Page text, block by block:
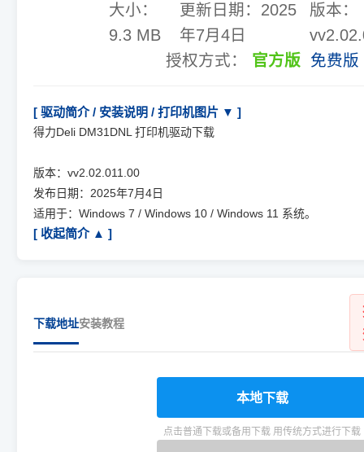
大小：
9.3 MB
更新日期： 2025
年7月4日
版本：
授权方式： 官方版 免费版
[ 驱动简介 / 安装说明 / 打印机图片 ▼ ]
得力Deli DM31DNL 打印机驱动下载
版本：vv2.02.011.00
发布日期：2025年7月4日
适用于：Windows 7 / Windows 10 / Windows 11 系统。
[ 收起简介 ▲ ]
下载地址安装教程
本地下载
点击普通下载或备用下载 用传统方式进行下载